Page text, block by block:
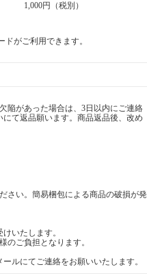
1,000円（税別）
がご利用できます。
陥があった場合は、3日以内にご連絡
て返品願います。商品返品後、改め
さい。簡易梱包による商品の破損が発
いたします。
のご負担となります。
ルにてご連絡をお願いいたします。